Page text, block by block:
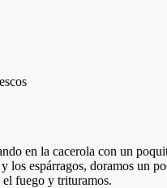
en la cacerola con un
los espárragos, doramos un
el fuego y trituramos.